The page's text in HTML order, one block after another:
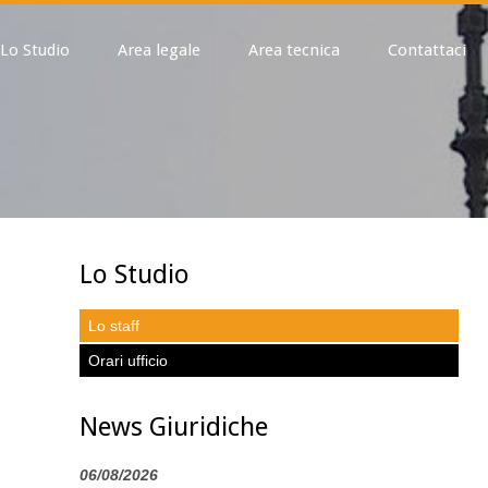
Lo Studio Area legale Area tecnica Contattaci
Lo Studio
Lo staff
Orari ufficio
News Giuridiche
06/08/2026